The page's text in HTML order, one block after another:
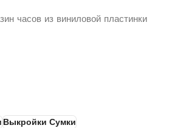
часов из виниловой пластинки
Выкройки Сумки